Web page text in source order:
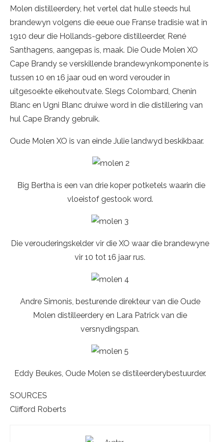
Molen distilleerdery, het vertel dat hulle steeds hul
brandewyn volgens die eeue oue Franse tradisie wat in
1910 deur die Hollands-gebore distilleerder, René
Santhagens, aangepas is, maak. Die Oude Molen XO
Cape Brandy se verskillende brandewynkomponente is
tussen 10 en 16 jaar oud en word verouder in
uitgesoekte eikehoutvate. Slegs Colombard, Chenin
Blanc en Ugni Blanc druiwe word in die distillering van
hul Cape Brandy gebruik.
Oude Molen XO is van einde Julie landwyd beskikbaar.
Big Bertha is een van drie koper potketels waarin die
vloeistof gestook word.
Die verouderingskelder vir die XO waar die brandewyne
vir 10 tot 16 jaar rus.
Andre Simonis, besturende direkteur van die Oude
Molen distilleerdery en Lara Patrick van die
versnydingspan.
Eddy Beukes, Oude Molen se distileerderybestuurder.
SOURCES
Clifford Roberts